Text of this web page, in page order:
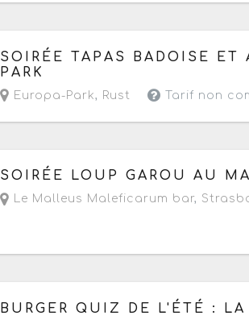
Du vendredi 24 juillet au samedi 22
SOIRÉE TAPAS BADOISE ET
PARK
Europa-Park, Rust Tarif non
Aujourd'hui le jeudi 6 août 2026 à
SOIRÉE LOUP GAROU AU
Le Malleus Maleficarum bar,
Demain, le vendredi 7 août 2026 à
BURGER QUIZ DE L'ÉTÉ : LA